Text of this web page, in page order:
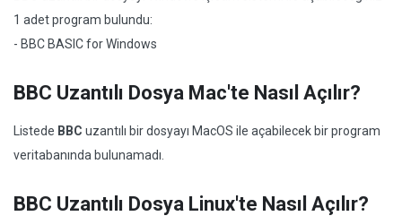
1 adet program bulundu:
- BBC BASIC for Windows
BBC Uzantılı Dosya Mac'te Nasıl Açılır?
Listede BBC uzantılı bir dosyayı MacOS ile açabilecek bir program
veritabanında bulunamadı.
BBC Uzantılı Dosya Linux'te Nasıl Açılır?